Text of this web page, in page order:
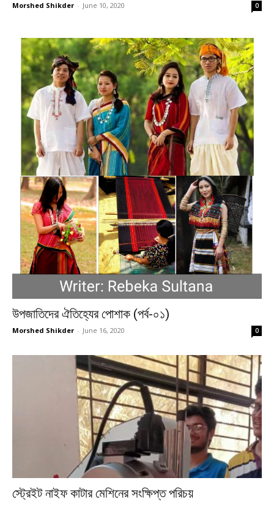
Morshed Shikder - June 10, 2020 0
উপজাতিদের ঐতিহ্যের পোশাক (পর্ব-০১)
Morshed Shikder - June 16, 2020 0
স্ট্রেইট নাইফ কাটার মেশিনের সংক্ষিপ্ত পরিচয়